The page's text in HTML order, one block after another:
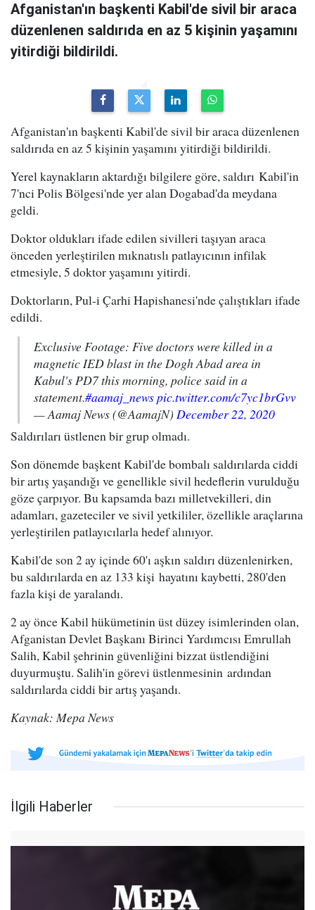
Afganistan'ın başkenti Kabil'de sivil bir araca
düzenlenen saldırıda en az 5 kişinin yaşamını
yitirdiği bildirildi.
Afganistan'ın başkenti Kabil'de sivil bir araca düzenlenen
saldırıda en az 5 kişinin yaşamını yitirdiği bildirildi.
Yerel kaynakların aktardığı bilgilere göre, saldırı Kabil'in
7'nci Polis Bölgesi'nde yer alan Dogabad'da meydana
geldi.
Doktor oldukları ifade edilen sivilleri taşıyan araca
önceden yerleştirilen mıknatıslı patlayıcının infilak
etmesiyle, 5 doktor yaşamını yitirdi.
Doktorların, Pul-i Çarhi Hapishanesi'nde çalıştıkları ifade
edildi.
Exclusive Footage: Five doctors were killed in a
magnetic IED blast in the Dogh Abad area in
Kabul's PD7 this morning, police said in a
statement.#aamaj_newspic.twitter.com/c7yc1brGvv
— Aamaj News (@AamajN) December 22, 2020
Saldırıları üstlenen bir grup olmadı.
Son dönemde başkent Kabil'de bombalı saldırılarda ciddi
bir artış yaşandığı ve genellikle sivil hedeflerin vurulduğu
göze çarpıyor. Bu kapsamda bazı milletvekilleri, din
adamları, gazeteciler ve sivil yetkililer, özellikle araçlarına
yerleştirilen patlayıcılarla hedef alınıyor.
Kabil'de son 2 ay içinde 60'ı aşkın saldırı düzenlenirken,
bu saldırılarda en az 133 kişi hayatını kaybetti, 280'den
fazla kişi de yaralandı.
2 ay önce Kabil hükümetinin üst düzey isimlerinden olan,
Afganistan Devlet Başkanı Birinci Yardımcısı Emrullah
Salih, Kabil şehrinin güvenliğini bizzat üstlendiğini
duyurmuştu. Salih'in görevi üstlenmesinin ardından
saldırılarda ciddi bir artış yaşandı.
Kaynak: Mepa News
İlgili Haberler